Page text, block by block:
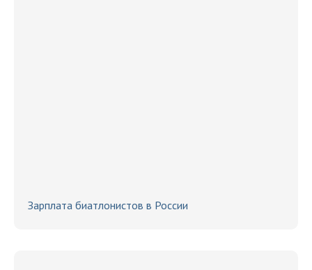
Зарплата биатлонистов в России